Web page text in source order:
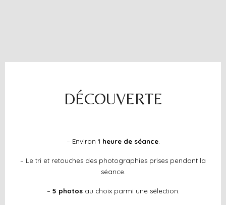
DÉCOUVERTE
– Environ 1 heure de séance.
– Le tri et retouches des photographies prises pendant la
séance.
– 5 photosau choix parmi une sélection.